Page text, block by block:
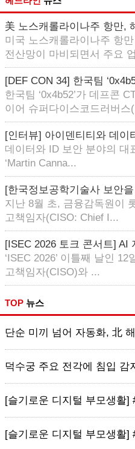
美 노스캐롤라이나주 항만,
미국 노스캐롤라이나주 항
전산망이 마비되면서 주요
[DEF CON 34] 한국팀
한국팀 ‘0x4b52’가 데프콘
이어 슈퍼다이스코드러버스
[인터뷰] 아이덴티티와 데이
데이터와 ID 보안 분야의 대
‘Martin Canna...
[한국정보공학기술사 보안
지난 8월 초, 금융감독원이
고책임자(CISO: Chief I...
[ISEC 2026 토크 콘서트] AI
‘ISEC 2026’ 이틀째 날인
고책임자(CISO)와 ...
TOP 뉴스
단순 미끼 넘어 자동화, 北
덕수궁 주요 전각에 침입 감
[슬기로운 디지털 부모생활]
[슬기로운 디지털 부모생활]